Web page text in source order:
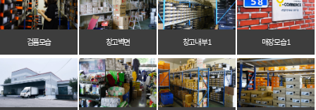
검품모습 창고벽면 창고 내부 1 매장 모습 1